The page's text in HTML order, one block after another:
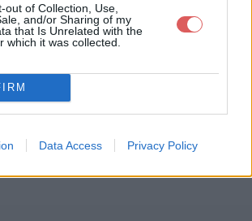
out of Collection, Use,
and/or Sharing of my
that Is Unrelated with the
which it was collected.
Data Access Privacy Policy
Skylar Spence - Fiona